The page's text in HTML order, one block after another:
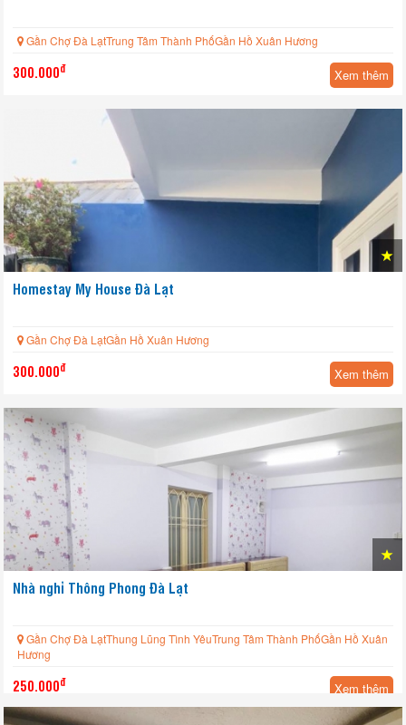
Gần Chợ Đà LạtTrung Tâm Thành PhốGần Hồ Xuân Hương
300.000đ Xem thêm
Homestay My House Đà Lạt
Gần Chợ Đà LạtGần Hồ Xuân Hương
300.000đ Xem thêm
Nhà nghỉ Thông Phong Đà Lạt
Gần Chợ Đà LạtThung Lũng Tình YêuTrung Tâm Thành PhốGần Hồ Xuân
Hương
250.000đ Xem thêm